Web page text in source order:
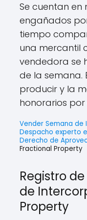
Se cuentan en
engañados
tiempo
una mercantil
vendedora se
de la semana.
producir y la
honorarios
Vender Semana de
Despacho experto
Derecho de
Fractional Property
Registro
de
Property